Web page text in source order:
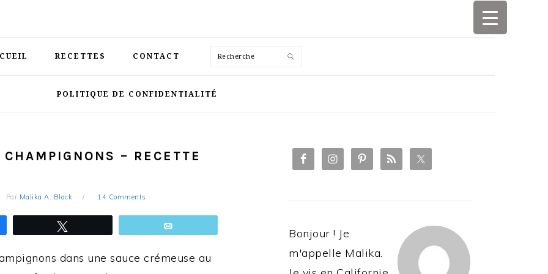
RECETTES CONTACT Recherche
POLITIQUE DE CONFIDENTIALITÉ
– RECETTE
Par Malika A. Black 14 Comments
dans une sauce crémeuse au
PRIMARY
SIDEBAR
Bonjour ! Je
m'appelle Malika.